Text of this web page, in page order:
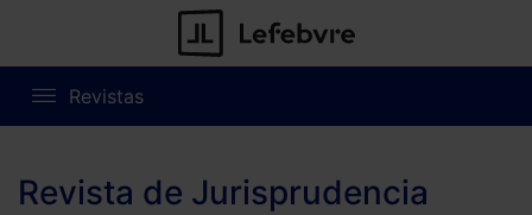
Revistas
Revista de Jurisprudencia